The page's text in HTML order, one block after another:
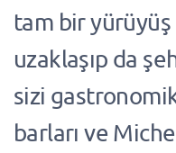
tam bir
uzaklaşıp da
sizi
barları ve